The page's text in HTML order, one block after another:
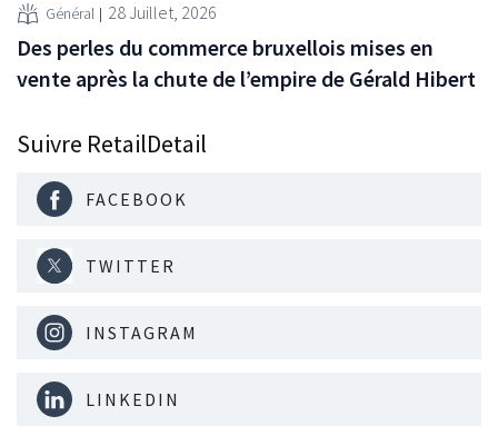
Général 28 Juillet, 2026
Des perles du commerce bruxellois mises en
vente après la chute de l’empire de Gérald Hibert
Suivre RetailDetail
FACEBOOK
TWITTER
INSTAGRAM
LINKEDIN